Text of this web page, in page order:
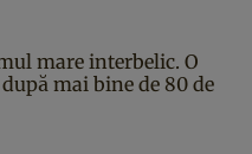
mare interbelic. O
mai bine de 80 de